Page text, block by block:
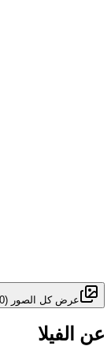
عرض كل الصور (
عن الفيلا